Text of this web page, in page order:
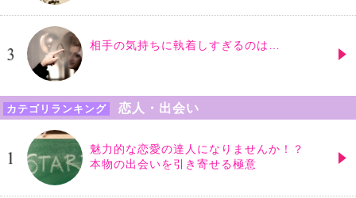
相手の気持ちに執着しすぎるのは…
カテゴリランキング 恋人・出会い
魅力的な恋愛の達人になりませんか！？
本物の出会いを引き寄せる極意